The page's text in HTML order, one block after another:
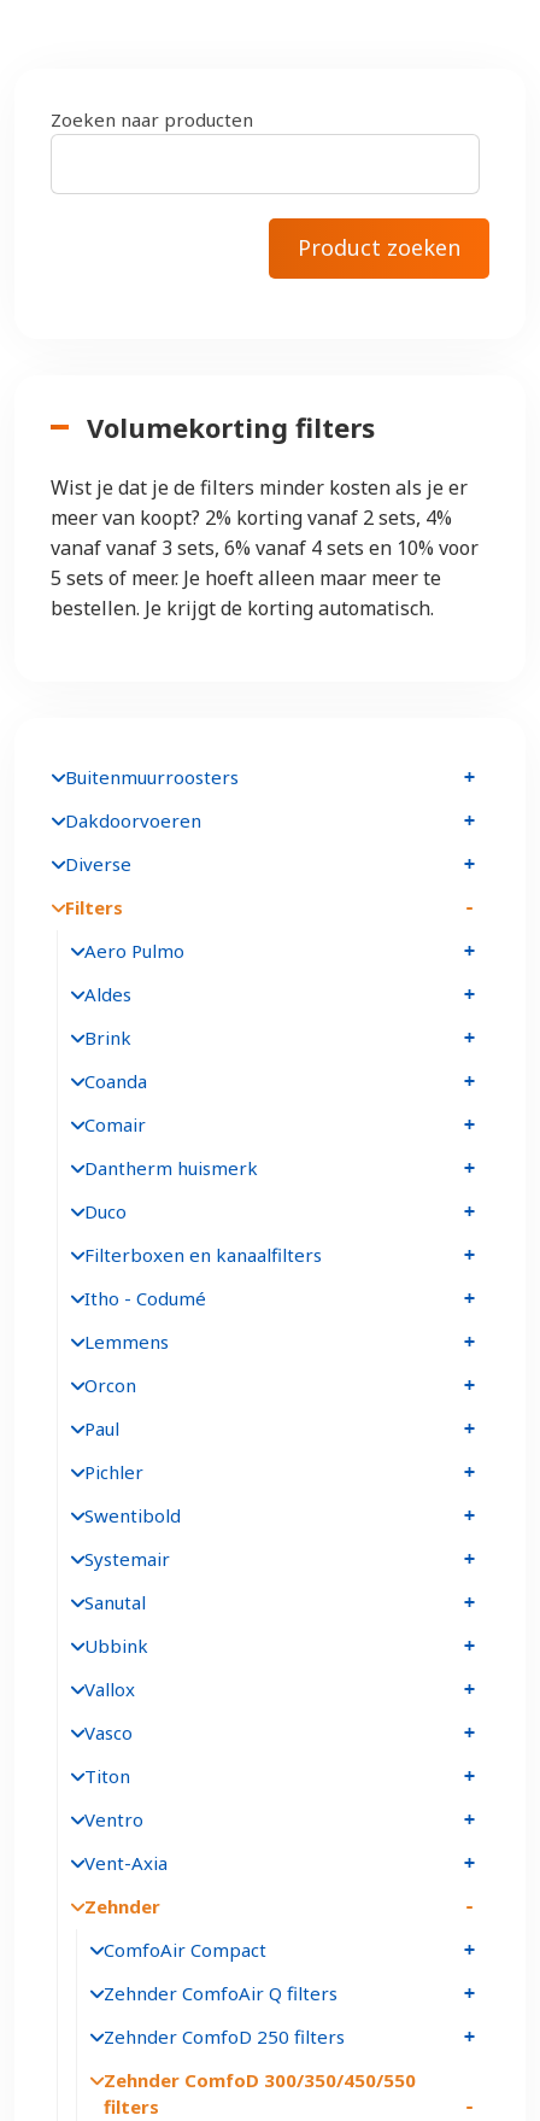
Zoeken naar producten
Volumekorting filters
Wist je dat je de filters minder kosten als je er
meer van koopt? 2% korting vanaf 2 sets, 4%
vanaf vanaf 3 sets, 6% vanaf 4 sets en 10% voor
5 sets of meer. Je hoeft alleen maar meer te
bestellen. Je krijgt de korting automatisch.
Buitenmuurroosters
Dakdoorvoeren
Diverse
Filters
Aero Pulmo
Aldes
Brink
Coanda
Comair
Dantherm huismerk
Duco
Filterboxen en kanaalfilters
Itho - Codumé
Lemmens
Orcon
Paul
Pichler
Swentibold
Systemair
Sanutal
Ubbink
Vallox
Vasco
Titon
Ventro
Vent-Axia
Zehnder
ComfoAir Compact
Zehnder ComfoAir Q filters
Zehnder ComfoD 250 filters
Zehnder ComfoD 300/350/450/550
filters